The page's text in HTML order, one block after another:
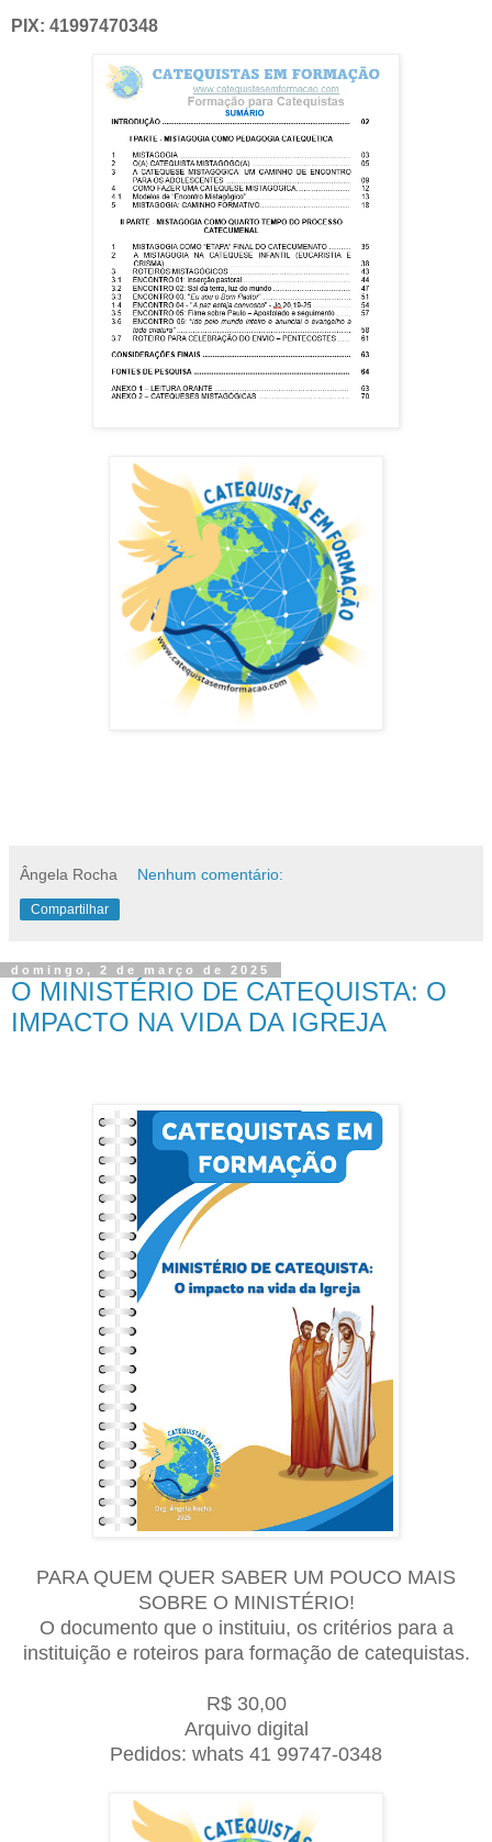
PIX: 41997470348
Ângela Rocha Nenhum comentário:
Compartilhar
domingo, 2 de março de 2025
O MINISTÉRIO DE CATEQUISTA: O
IMPACTO NA VIDA DA IGREJA
PARA QUEM QUER SABER UM POUCO MAIS
SOBRE O MINISTÉRIO!
O documento que o instituiu, os critérios para a
instituição e roteiros para formação de catequistas.
R$ 30,00
Arquivo digital
Pedidos: whats 41 99747-0348